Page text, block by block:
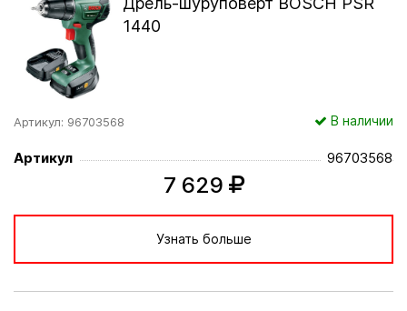
1440
Артикул: 96703568 В наличии
Артикул 96703568
7 629
Узнать больше